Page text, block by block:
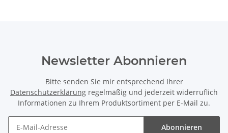
Newsletter Abonnieren
Bitte senden Sie mir entsprechend Ihrer
Datenschutzerklärung regelmäßig und jederzeit widerruflich
Informationen zu Ihrem Produktsortiment per E-Mail zu.
Abonnieren